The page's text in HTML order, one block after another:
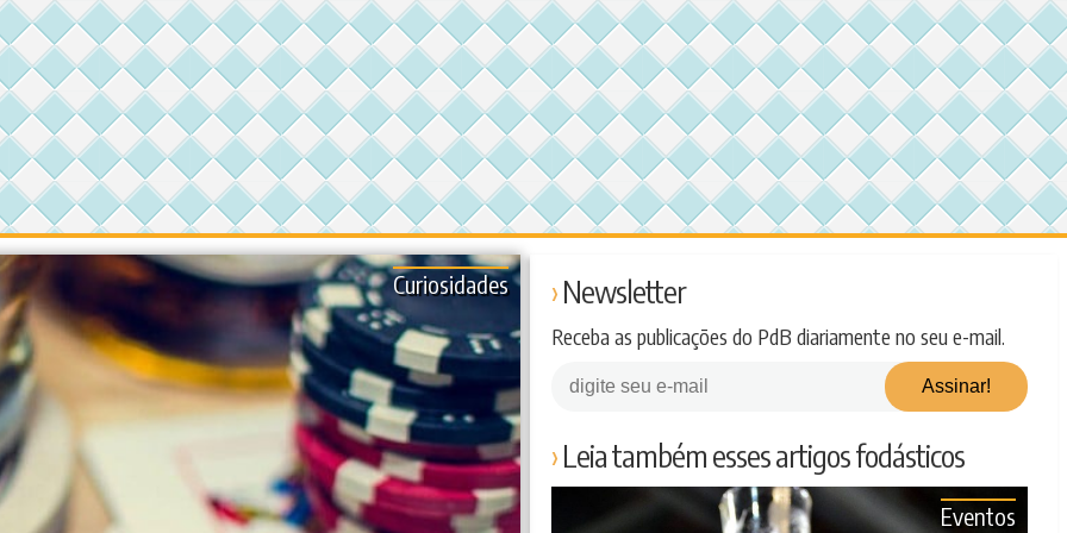
Curiosidades Newsletter
Receba as publicações do PdB diariamente no seu e-mail.
Leia também esses artigos fodásticos
Eventos